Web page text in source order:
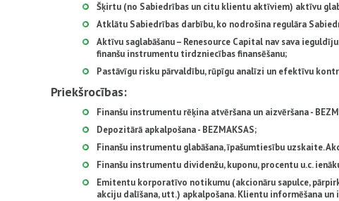
Šķirtu (no Sabiedrības un citu klientu aktīviem) aktīvu
Atklātu Sabiedrības darbību, ko nodrošina regulāra
Aktīvu saglabāšanu – Renesource Capital nav sava
finanšu instrumentu tirdzniecības finansēšanu;
Pastāvīgu risku pārvaldību, rūpīgu analīzi un efektīvu
Priekšrocības:
Finanšu instrumentu rēķina atvēršana un aizvēršana -
Depozitārā apkalpošana - BEZMAKSAS;
Finanšu instrumentu glabāšana, īpašumtiesību uzskaite.
Finanšu instrumentu dividenžu, kuponu, procentu u.c.
Emitentu korporatīvo notikumu (akcionāru sapulce,
akciju dalīšana, utt.) apkalpošana. Klientu informēšana un